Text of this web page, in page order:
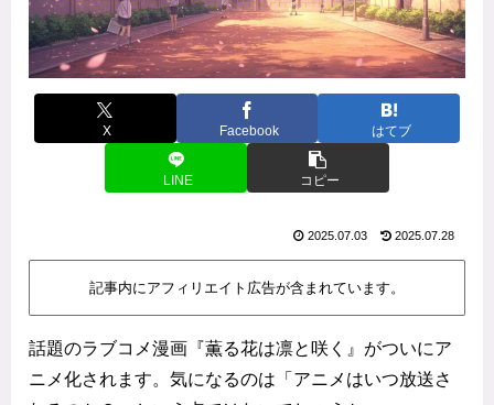
X Facebook はてブ
LINE コピー
2025.07.03 2025.07.28
記事内にアフィリエイト広告が含まれています。
話題のラブコメ漫画『薫る花は凛と咲く』がついにア
ニメ化されます。気になるのは「アニメはいつ放送さ